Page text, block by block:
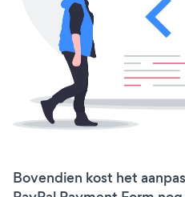
Bovendien kost het